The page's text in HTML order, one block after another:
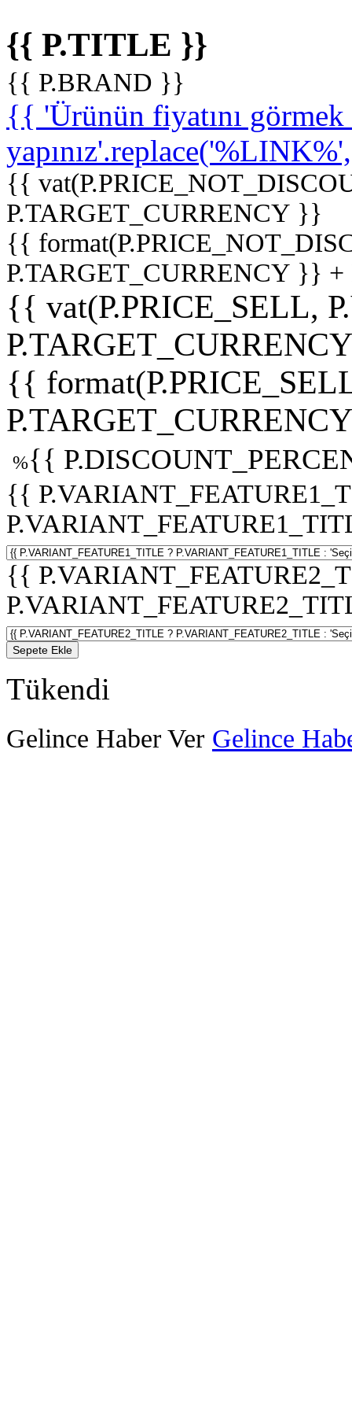
{{ P.TITLE }}
{{ P.BRAND }}
{{ 'Ürünün fiyatını
{{
P.TARGET_CURRENCY }}
{{
P.TARGET_CURRENCY }}
{{ vat(P.PRICE_SELL,
{{
%{{
{{
{{
Sepete Ekle
Tükendi
Gelince Haber Ver Gelince